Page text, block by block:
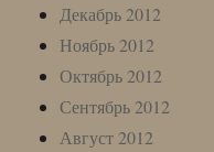
Декабрь 2012
Ноябрь 2012
Октябрь 2012
Сентябрь 2012
Август 2012